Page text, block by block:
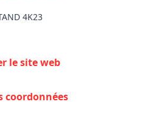
4K23
le site web
coordonnées